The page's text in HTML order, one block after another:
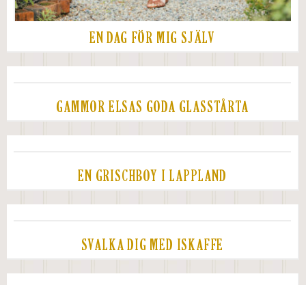
EN DAG FÖR MIG SJÄLV
GAMMOR ELSAS GODA GLASSTÅRTA
EN GRISCHBOY I LAPPLAND
SVALKA DIG MED ISKAFFE